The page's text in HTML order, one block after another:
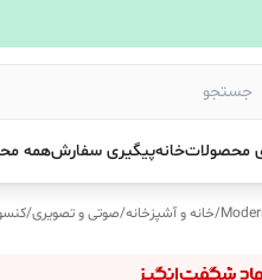
محصولاتخانهپیگیری سفارشهمه
/خانه و آشپزخانه/صوتی و تصویری/